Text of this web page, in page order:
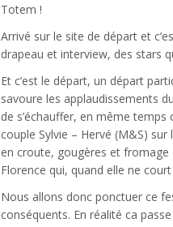
Totem !
Arrivé sur le site de départ et
drapeau et interview, des stars
Et c’est le départ, un départ
savoure les applaudissements
de s’échauffer, en même
couple Sylvie – Hervé (M&S)
en croute, gougères et fromage
Florence qui, quand elle ne
Nous allons donc ponctuer ce
conséquents. En réalité ca